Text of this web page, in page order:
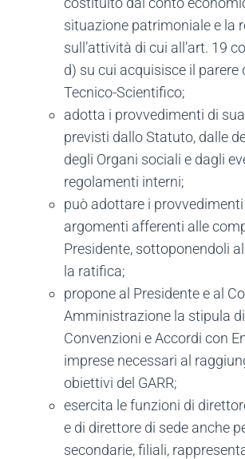
situazione patrimoniale e la
sull’attività di cui all’art. 19
d) su cui acquisisce il parere
Tecnico-Scientifico;
adotta i provvedimenti di
previsti dallo Statuto, dalle
degli Organi sociali e dagli
regolamenti interni;
può adottare i
argomenti afferenti alle
Presidente, sottoponendoli
la ratifica;
propone al Presidente e al
Amministrazione la stipula
Convenzioni e Accordi con
imprese necessari al
obiettivi del GARR;
esercita le funzioni di
e di direttore di sede anche
secondarie, filiali,